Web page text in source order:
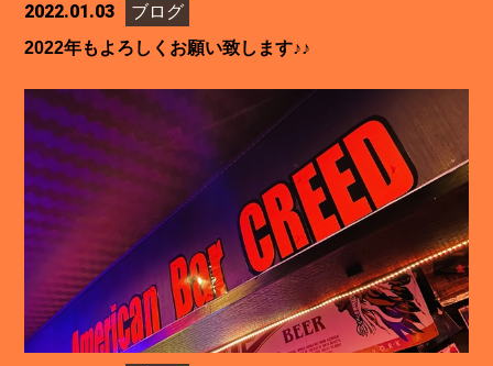
2022.01.03
ブログ
2022年もよろしくお願い致します♪♪